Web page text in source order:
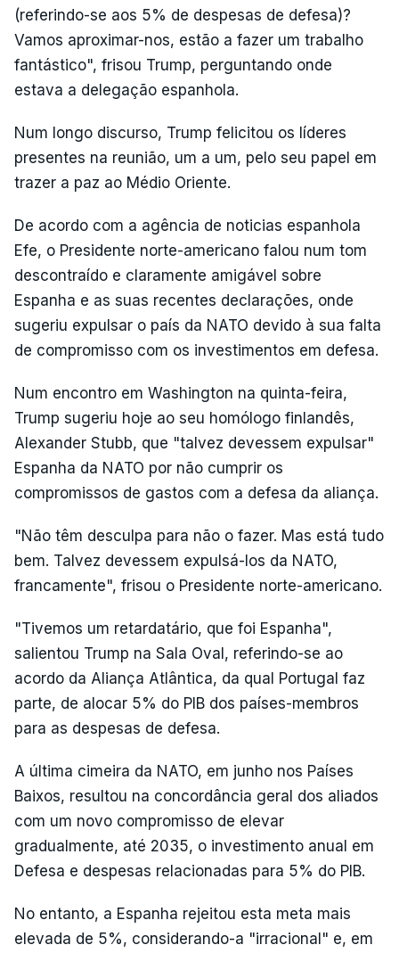
(referindo-se aos 5% de despesas de defesa)?
Vamos aproximar-nos, estão a fazer um trabalho
fantástico", frisou Trump, perguntando onde
estava a delegação espanhola.
Num longo discurso, Trump felicitou os líderes
presentes na reunião, um a um, pelo seu papel em
trazer a paz ao Médio Oriente.
De acordo com a agência de noticias espanhola
Efe, o Presidente norte-americano falou num tom
descontraído e claramente amigável sobre
Espanha e as suas recentes declarações, onde
sugeriu expulsar o país da NATO devido à sua falta
de compromisso com os investimentos em defesa.
Num encontro em Washington na quinta-feira,
Trump sugeriu hoje ao seu homólogo finlandês,
Alexander Stubb, que "talvez devessem expulsar"
Espanha da NATO por não cumprir os
compromissos de gastos com a defesa da aliança.
"Não têm desculpa para não o fazer. Mas está tudo
bem. Talvez devessem expulsá-los da NATO,
francamente", frisou o Presidente norte-americano.
"Tivemos um retardatário, que foi Espanha",
salientou Trump na Sala Oval, referindo-se ao
acordo da Aliança Atlântica, da qual Portugal faz
parte, de alocar 5% do PIB dos países-membros
para as despesas de defesa.
A última cimeira da NATO, em junho nos Países
Baixos, resultou na concordância geral dos aliados
com um novo compromisso de elevar
gradualmente, até 2035, o investimento anual em
Defesa e despesas relacionadas para 5% do PIB.
No entanto, a Espanha rejeitou esta meta mais
elevada de 5%, considerando-a "irracional" e, em